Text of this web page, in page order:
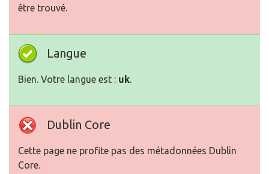
être trouvé.
Langue
Bien. Votre langue est : uk.
Dublin Core
Cette page ne profite pas des métadonnées Dublin
Core.